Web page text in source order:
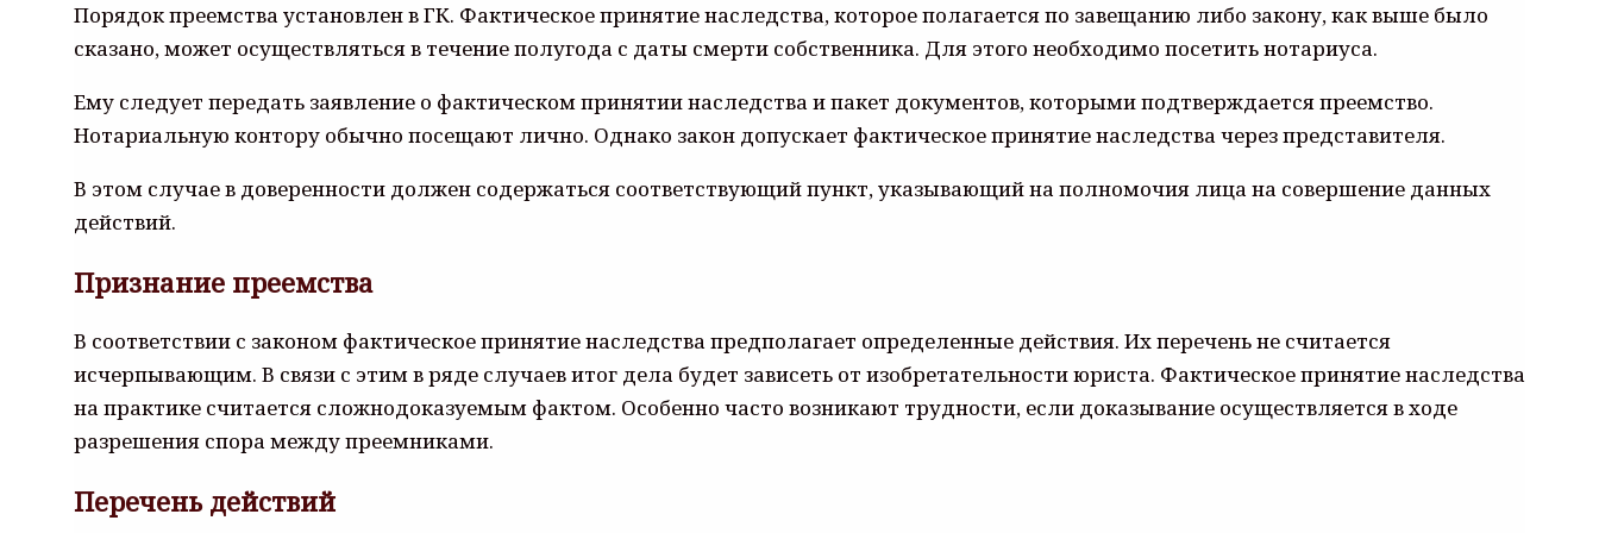
Порядок преемства установлен в ГК. Фактическое принятие наследства, которое полагается по завещанию либо закону, как выше было
сказано, может осуществляться в течение полугода с даты смерти собственника. Для этого необходимо посетить нотариуса.
Ему следует передать заявление о фактическом принятии наследства и пакет документов, которыми подтверждается преемство.
Нотариальную контору обычно посещают лично. Однако закон допускает фактическое принятие наследства через представителя.
В этом случае в доверенности должен содержаться соответствующий пункт, указывающий на полномочия лица на совершение данных
действий.
Признание преемства
В соответствии с законом фактическое принятие наследства предполагает определенные действия. Их перечень не считается
исчерпывающим. В связи с этим в ряде случаев итог дела будет зависеть от изобретательности юриста. Фактическое принятие наследства
на практике считается сложнодоказуемым фактом. Особенно часто возникают трудности, если доказывание осуществляется в ходе
разрешения спора между преемниками.
Перечень действий